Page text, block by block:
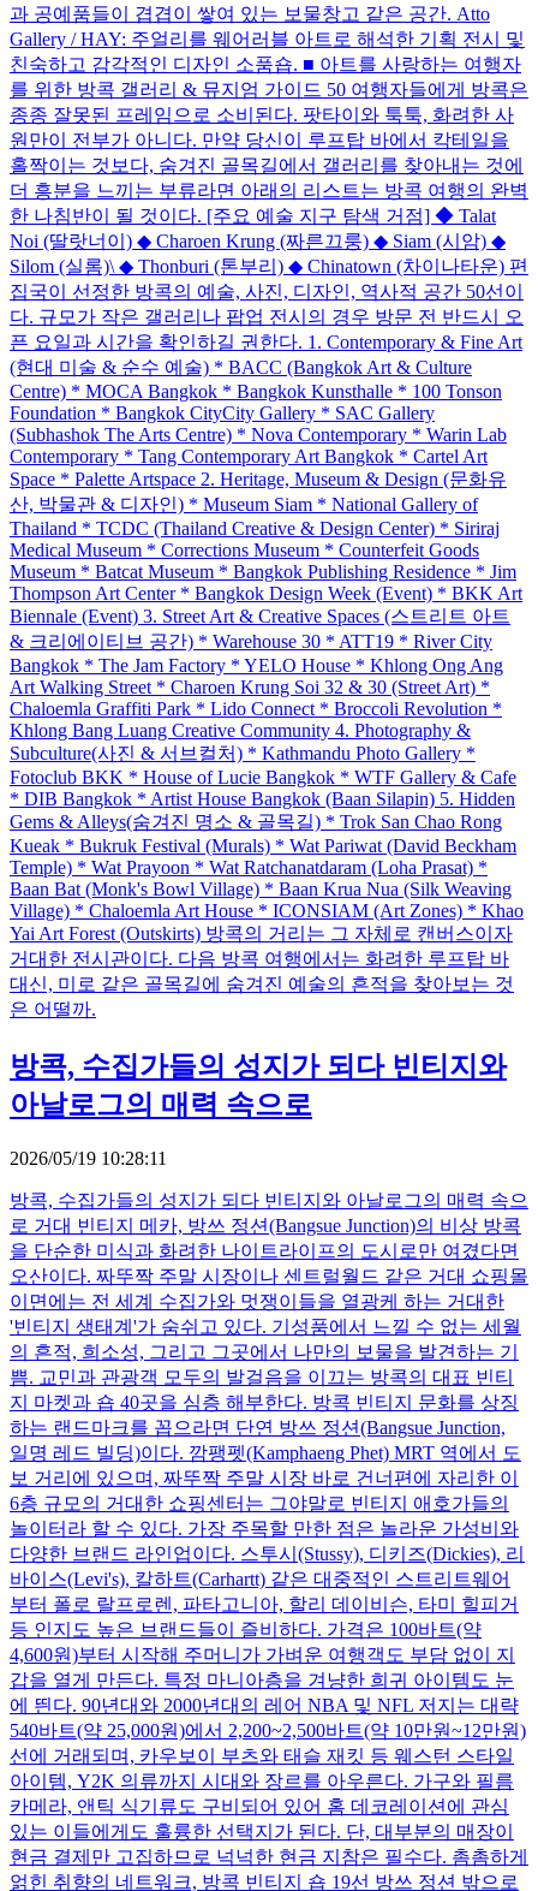
과 공예품들이 겹겹이 쌓여 있는 보물창고 같은 공간. Atto
Gallery / HAY: 주얼리를 웨어러블 아트로 해석한 기획 전시 및
친숙하고 감각적인 디자인 소품숍. ■ 아트를 사랑하는 여행자
를 위한 방콕 갤러리 & 뮤지엄 가이드 50 여행자들에게 방콕은
종종 잘못된 프레임으로 소비된다. 팟타이와 툭툭, 화려한 사
원만이 전부가 아니다. 만약 당신이 루프탑 바에서 칵테일을
홀짝이는 것보다, 숨겨진 골목길에서 갤러리를 찾아내는 것에
더 흥분을 느끼는 부류라면 아래의 리스트는 방콕 여행의 완벽
한 나침반이 될 것이다. [주요 예술 지구 탐색 거점] ◆ Talat
Noi (딸랏너이) ◆ Charoen Krung (짜른끄룽) ◆ Siam (시암) ◆
Silom (실롬)\ ◆ Thonburi (톤부리) ◆ Chinatown (차이나타운) 편
집국이 선정한 방콕의 예술, 사진, 디자인, 역사적 공간 50선이
다. 규모가 작은 갤러리나 팝업 전시의 경우 방문 전 반드시 오
픈 요일과 시간을 확인하길 권한다. 1. Contemporary & Fine Art
(현대 미술 & 순수 예술) * BACC (Bangkok Art & Culture
Centre) * MOCA Bangkok * Bangkok Kunsthalle * 100 Tonson
Foundation * Bangkok CityCity Gallery * SAC Gallery
(Subhashok The Arts Centre) * Nova Contemporary * Warin Lab
Contemporary * Tang Contemporary Art Bangkok * Cartel Art
Space * Palette Artspace 2. Heritage, Museum & Design (문화유
산, 박물관 & 디자인) * Museum Siam * National Gallery of
Thailand * TCDC (Thailand Creative & Design Center) * Siriraj
Medical Museum * Corrections Museum * Counterfeit Goods
Museum * Batcat Museum * Bangkok Publishing Residence * Jim
Thompson Art Center * Bangkok Design Week (Event) * BKK Art
Biennale (Event) 3. Street Art & Creative Spaces (스트리트 아트
& 크리에이티브 공간) * Warehouse 30 * ATT19 * River City
Bangkok * The Jam Factory * YELO House * Khlong Ong Ang
Art Walking Street * Charoen Krung Soi 32 & 30 (Street Art) *
Chaloemla Graffiti Park * Lido Connect * Broccoli Revolution *
Khlong Bang Luang Creative Community 4. Photography &
Subculture(사진 & 서브컬처) * Kathmandu Photo Gallery *
Fotoclub BKK * House of Lucie Bangkok * WTF Gallery & Cafe
* DIB Bangkok * Artist House Bangkok (Baan Silapin) 5. Hidden
Gems & Alleys(숨겨진 명소 & 골목길) * Trok San Chao Rong
Kueak * Bukruk Festival (Murals) * Wat Pariwat (David Beckham
Temple) * Wat Prayoon * Wat Ratchanatdaram (Loha Prasat) *
Baan Bat (Monk's Bowl Village) * Baan Krua Nua (Silk Weaving
Village) * Chaloemla Art House * ICONSIAM (Art Zones) * Khao
Yai Art Forest (Outskirts) 방콕의 거리는 그 자체로 캔버스이자
거대한 전시관이다. 다음 방콕 여행에서는 화려한 루프탑 바
대신, 미로 같은 골목길에 숨겨진 예술의 흔적을 찾아보는 것
은 어떨까.
방콕, 수집가들의 성지가 되다 빈티지와
아날로그의 매력 속으로
2026/05/19 10:28:11
방콕, 수집가들의 성지가 되다 빈티지와 아날로그의 매력 속으
로 거대 빈티지 메카, 방쓰 정션(Bangsue Junction)의 비상 방콕
을 단순한 미식과 화려한 나이트라이프의 도시로만 여겼다면
오산이다. 짜뚜짝 주말 시장이나 센트럴월드 같은 거대 쇼핑몰
이면에는 전 세계 수집가와 멋쟁이들을 열광케 하는 거대한
'빈티지 생태계'가 숨쉬고 있다. 기성품에서 느낄 수 없는 세월
의 흔적, 희소성, 그리고 그곳에서 나만의 보물을 발견하는 기
쁨. 교민과 관광객 모두의 발걸음을 이끄는 방콕의 대표 빈티
지 마켓과 숍 40곳을 심층 해부한다. 방콕 빈티지 문화를 상징
하는 랜드마크를 꼽으라면 단연 방쓰 정션(Bangsue Junction,
일명 레드 빌딩)이다. 깜팽펫(Kamphaeng Phet) MRT 역에서 도
보 거리에 있으며, 짜뚜짝 주말 시장 바로 건너편에 자리한 이
6층 규모의 거대한 쇼핑센터는 그야말로 빈티지 애호가들의
놀이터라 할 수 있다. 가장 주목할 만한 점은 놀라운 가성비와
다양한 브랜드 라인업이다. 스투시(Stussy), 디키즈(Dickies), 리
바이스(Levi's), 칼하트(Carhartt) 같은 대중적인 스트리트웨어
부터 폴로 랄프로렌, 파타고니아, 할리 데이비슨, 타미 힐피거
등 인지도 높은 브랜드들이 즐비하다. 가격은 100바트(약
4,600원)부터 시작해 주머니가 가벼운 여행객도 부담 없이 지
갑을 열게 만든다. 특정 마니아층을 겨냥한 희귀 아이템도 눈
에 띈다. 90년대와 2000년대의 레어 NBA 및 NFL 저지는 대략
540바트(약 25,000원)에서 2,200~2,500바트(약 10만원~12만원)
선에 거래되며, 카우보이 부츠와 태슬 재킷 등 웨스턴 스타일
아이템, Y2K 의류까지 시대와 장르를 아우른다. 가구와 필름
카메라, 앤틱 식기류도 구비되어 있어 홈 데코레이션에 관심
있는 이들에게도 훌륭한 선택지가 된다. 단, 대부분의 매장이
현금 결제만 고집하므로 넉넉한 현금 지참은 필수다. 촘촘하게
얽힌 취향의 네트워크, 방콕 빈티지 숍 19선 방쓰 정션 밖으로